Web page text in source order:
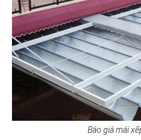
Báo giá mái